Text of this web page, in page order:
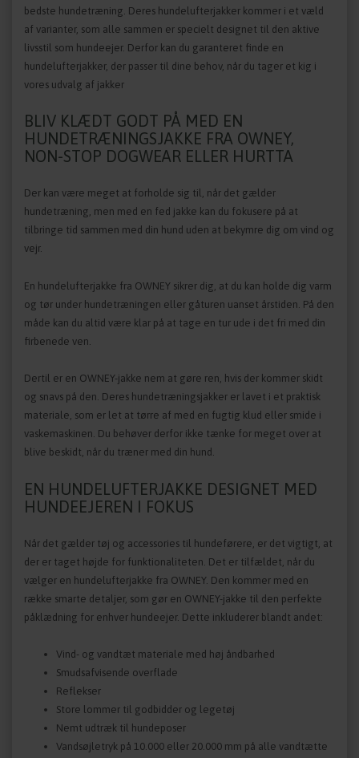
bedste hundetræning. Deres hundelufterjakker kommer i et væld
af varianter, som alle sammen er specielt designet til den aktive
livsstil som hundeejer. Derfor kan du garanteret finde en
hundelufterjakker, der passer til dine behov, når du tager et kig i
vores udvalg af jakker
BLIV KLÆDT GODT PÅ MED EN
HUNDETRÆNINGSJAKKE FRA OWNEY,
NON-STOP DOGWEAR ELLER HURTTA
Der kan være meget at forholde sig til, når det gælder
hundetræning, men med en fed jakke kan du fokusere på at
tilbringe tid sammen med din hund uden at bekymre dig om vind og
vejr.
En hundelufterjakke fra OWNEY sikrer dig, at du kan holde dig varm
og tør under hundetræningen eller gåturen uanset årstiden. På den
måde kan du altid være klar på at tage en tur ude i det fri med din
firbenede ven.
Dertil er en OWNEY-jakke nem at gøre ren, hvis der kommer skidt
og snavs på den. Deres hundetræningsjakker er lavet i et praktisk
materiale, som er let at tørre af med en fugtig klud eller smide i
vaskemaskinen. Du behøver derfor ikke tænke for meget over at
blive beskidt, når du træner med din hund.
EN HUNDELUFTERJAKKE DESIGNET MED
HUNDEEJEREN I FOKUS
Når det gælder tøj og accessories til hundeførere, er det vigtigt, at
der er taget højde for funktionaliteten. Det er tilfældet, når du
vælger en hundelufterjakke fra OWNEY. Den kommer med en
række smarte detaljer, som gør en OWNEY-jakke til den perfekte
påklædning for enhver hundeejer. Dette inkluderer blandt andet:
Vind- og vandtæt materiale med høj åndbarhed
Smudsafvisende overflade
Reflekser
Store lommer til godbidder og legetøj
Nemt udtræk til hundeposer
Vandsøjletryk på 10.000 eller 20.000 mm på alle vandtætte